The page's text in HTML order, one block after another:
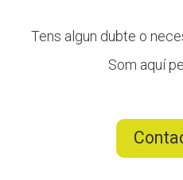
Tens algun dubte o
Som aquí